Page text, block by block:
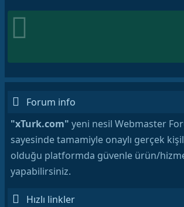
Forum info
"xTurk.com" yeni nesil Webmaster
sayesinde tamamiyle onaylı gerçek
olduğu platformda güvenle ürün/
yapabilirsiniz.
Hızlı linkler